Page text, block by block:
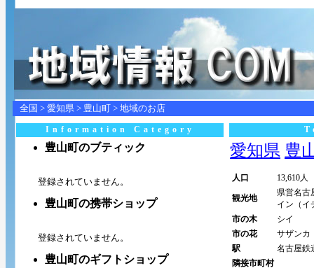
全国 > 愛知県 > 豊山町 > 地域のお店
Information Category
豊山町のブティック
登録されていません。
豊山町の携帯ショップ
登録されていません。
豊山町のギフトショップ
愛知県 豊
人口 13,610人
観光地
県営名古
イン（イ
市の木
シイ
市の花
サザンカ
駅
名古屋鉄
隣接市町村